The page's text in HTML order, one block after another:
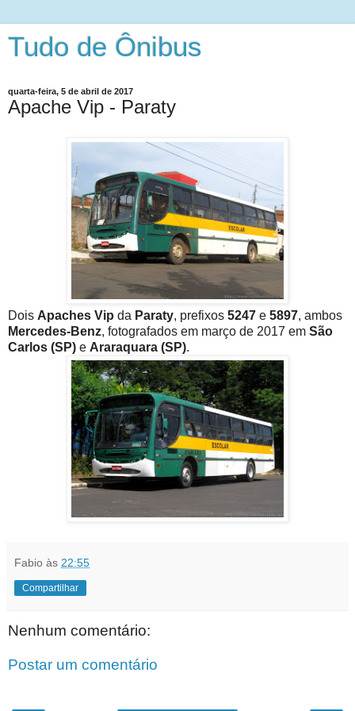
Tudo de Ônibus
quarta-feira, 5 de abril de 2017
Apache Vip - Paraty
Dois Apaches Vip da Paraty, prefixos 5247 e 5897, ambos
Mercedes-Benz, fotografados em março de 2017 em São
Carlos (SP) e Araraquara (SP).
Fabio às 22:55
Compartilhar
Nenhum comentário:
Postar um comentário